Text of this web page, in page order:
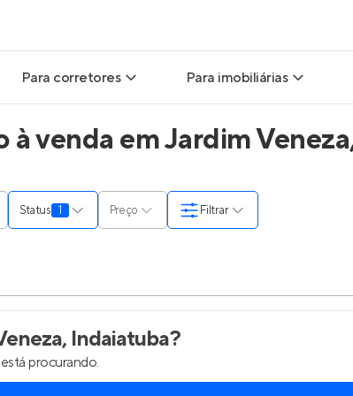
Para corretores
Leads para Corretores
Parcerias imobiliárias
Anunciar imóveis
Para imobiliárias
Leads para Imobiliárias
Anunciar imóveis
venda em Jardim
Status 1 Preço Filtrar
Indaiatuba?
procurando.